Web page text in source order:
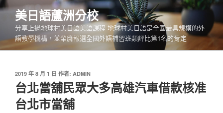
跳
要
內
美日語蘆洲分校
分享上過地球村美日語美語課程 地球村美日語是全國最具規模的外
語教學機構，並榮膺報選全國外語補習班類評比第1名的肯定
發
佈
於
2019 年 8 月 1 日 作者: ADMIN
台北當舖民眾大多高雄汽車借款核准
台北市當舖